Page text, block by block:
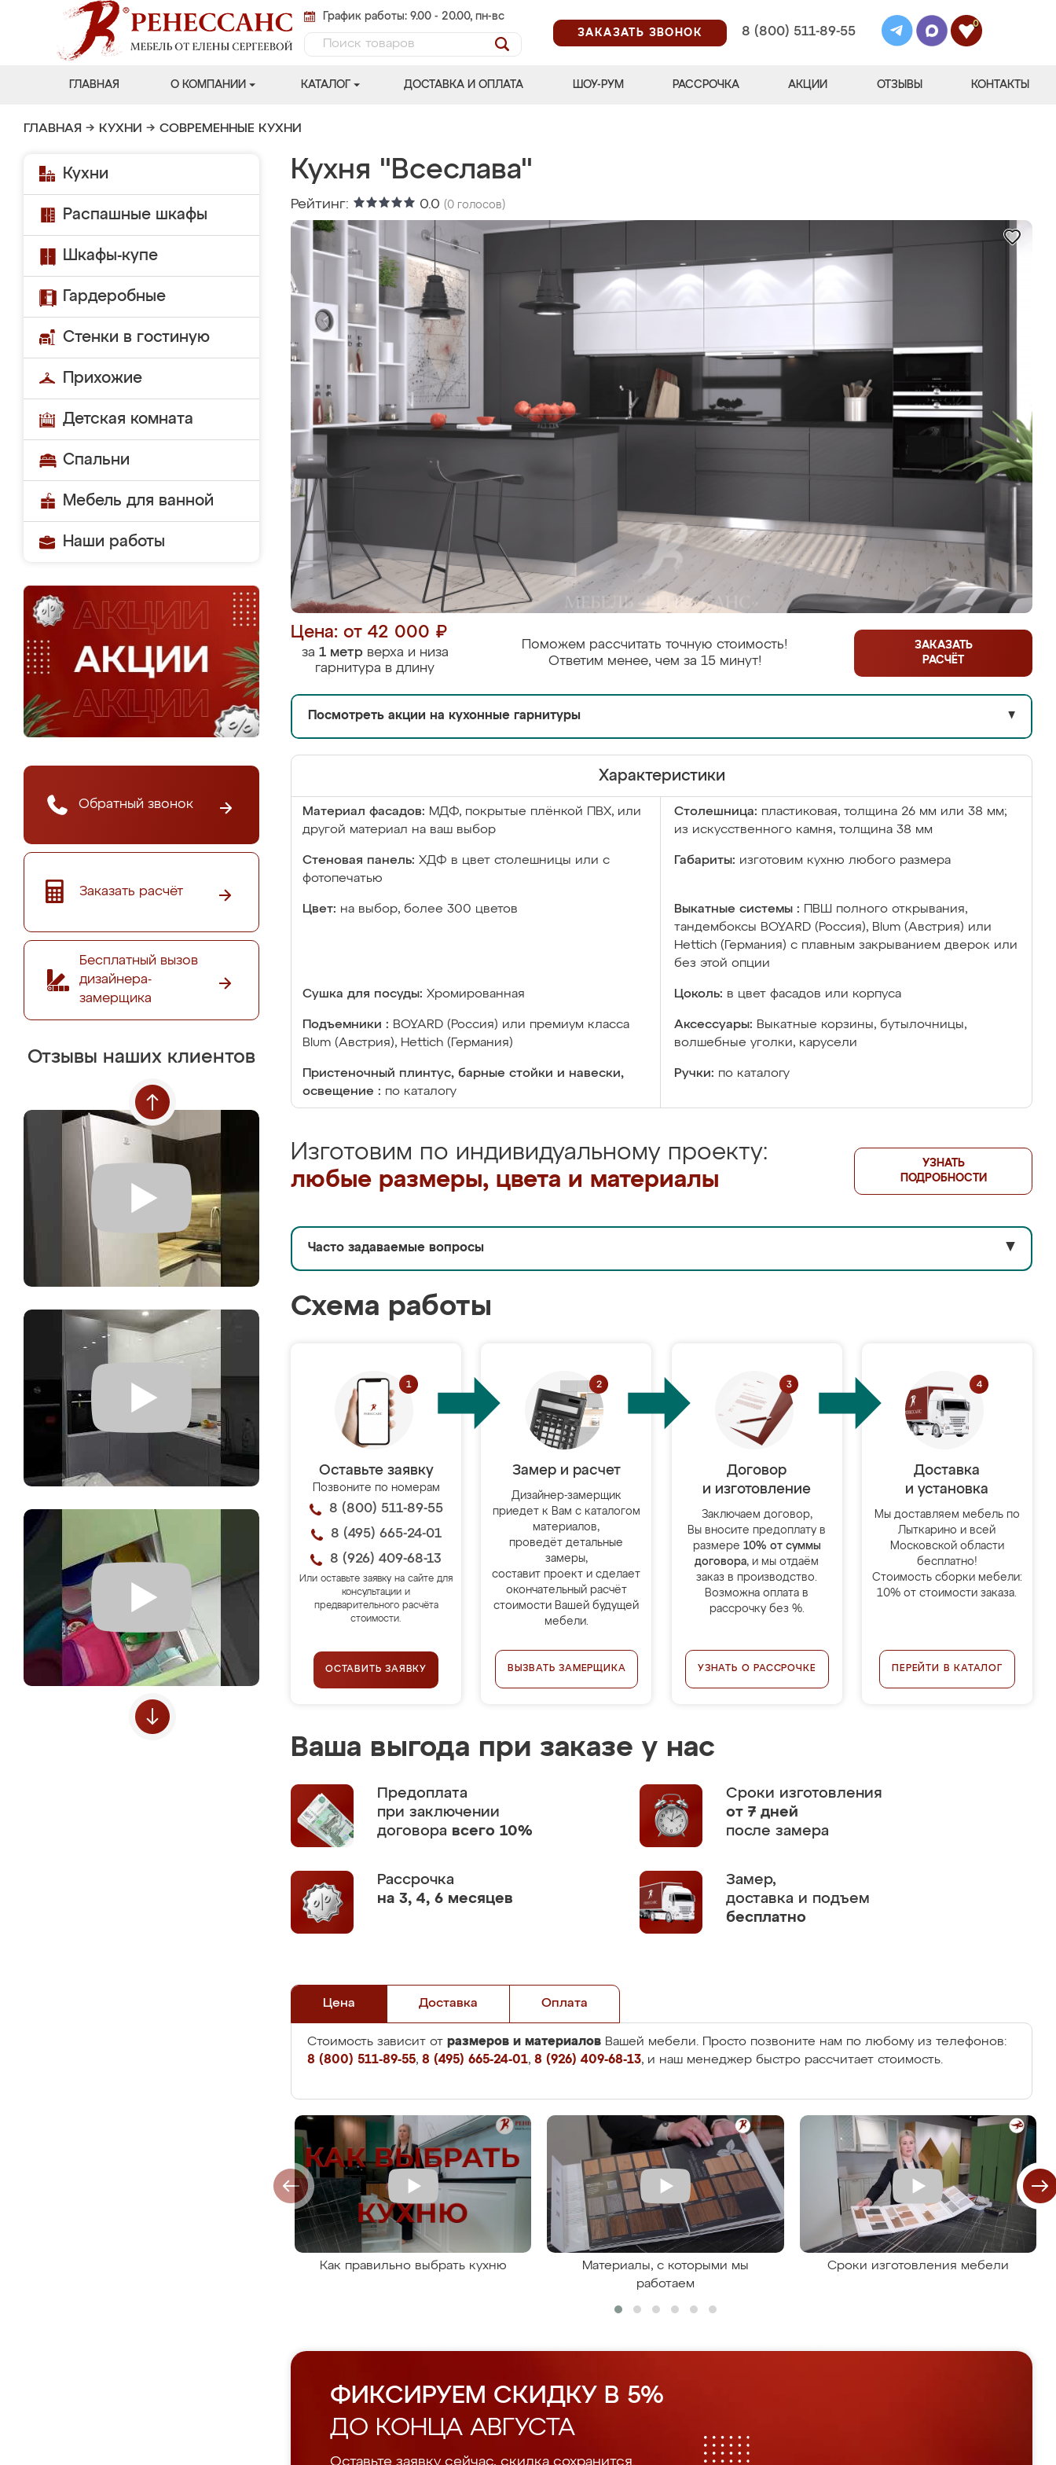
График работы: 9.00 - 20.00, пн-вс
ЗАКАЗАТЬ ЗВОНОК
8 (800) 511-89-55
0
ГЛАВНАЯ О КОМПАНИИ КАТАЛОГ ДОСТАВКА И ОПЛАТА ШОУ-РУМ РАССРОЧКА АКЦИИ ОТЗЫВЫ КОНТАКТЫ
ГЛАВНАЯ → КУХНИ → СОВРЕМЕННЫЕ КУХНИ
Кухни
Распашные шкафы
Шкафы-купе
Гардеробные
Стенки в гостиную
Прихожие
Детская комната
Спальни
Мебель для ванной
Наши работы
Обратный звонок
Заказать расчёт
Бесплатный вызов
дизайнера-
замерщика
Отзывы наших клиентов
Кухня "Всеслава"
Рейтинг: 0.0 (0 голосов)
Цена: от 42 000 ₽
за 1 метрверха и низа
гарнитура в длину
Поможем рассчитать точную стоимость!
Ответим менее, чем за 15 минут!
ЗАКАЗАТЬ
РАСЧЁТ
Посмотреть акции на кухонные гарнитуры ▼
Характеристики
Материал фасадов: МДФ, покрытые плёнкой ПВХ, или
другой материал на ваш выбор
Столешница: пластиковая, толщина 26 мм или 38 мм;
из искусственного камня, толщина 38 мм
Стеновая панель: ХДФ в цвет столешницы или с
фотопечатью
Габариты: изготовим кухню любого размера
Цвет: на выбор, более 300 цветов Выкатные системы :
ПВШ полного открывания,
тандембоксы BOYARD (Россия), Blum (Австрия) или
Hettich (Германия) с плавным закрыванием дверок или
без этой опции
Сушка для посуды: Хромированная Цоколь: в цвет фасадов или корпуса
Подъемники : BOYARD (Россия) или премиум класса
Blum (Австрия), Hettich (Германия)
Аксессуары: Выкатные корзины, бутылочницы,
волшебные уголки, карусели
Пристеночный плинтус, барные стойки и навески,
освещение : по каталогу
Ручки: по каталогу
Изготовим по индивидуальному проекту:
любые размеры, цвета и материалы
УЗНАТЬ
ПОДРОБНОСТИ
Часто задаваемые вопросы ▼
Схема работы
Оставьте заявку
Позвоните по номерам
8 (800) 511-89-55
8 (495) 665-24-01
8 (926) 409-68-13
Или оставьте заявку на сайте для
консультации и
предварительного расчёта
стоимости.
ОСТАВИТЬ ЗАЯВКУ
Замер и расчет
Дизайнер-замерщик
приедет к Вам с каталогом
материалов,
проведёт детальные
замеры,
составит проект и сделает
окончательный расчёт
стоимости Вашей будущей
мебели.
ВЫЗВАТЬ ЗАМЕРЩИКА
Договор
и изготовление
Заключаем договор,
Вы вносите предоплату в
размере 10% от суммы
договора, и мы отдаём
заказ в производство.
Возможна оплата в
рассрочку без %.
УЗНАТЬ О РАССРОЧКЕ
Доставка
и установка
Мы доставляем мебель по
Лыткарино и всей
Московской области
бесплатно!
Стоимость сборки мебели:
10% от стоимости заказа.
ПЕРЕЙТИ В КАТАЛОГ
Ваша выгода при заказе у нас
Предоплата
при заключении
договора всего 10%
Сроки изготовления
от 7 дней
после замера
Рассрочка
на 3, 4, 6 месяцев
Замер,
доставка и подъем
бесплатно
Цена Доставка Оплата
Стоимость зависит от размеров и материалов Вашей мебели. Просто позвоните нам по любому из телефонов:
8 (800) 511-89-55, 8 (495) 665-24-01, 8 (926) 409-68-13, и наш менеджер быстро рассчитает стоимость.
Как правильно выбрать кухню
Материалы, с которыми мы
работаем
Сроки изготовления мебели
ФИКСИРУЕМ СКИДКУ В 5%
ДО КОНЦА АВГУСТА
Оставьте заявку сейчас, скидка сохранится.